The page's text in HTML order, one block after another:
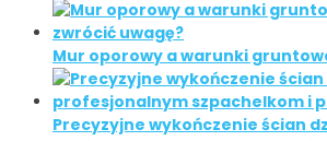
Mur oporowy a warunki
Precyzyjne wykończenie ścian